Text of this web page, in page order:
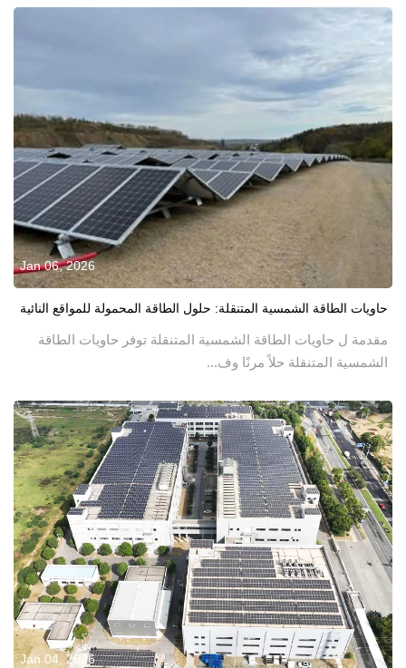
Jan 06, 2026
حاويات الطاقة الشمسية المتنقلة: حلول الطاقة المحمولة للمواقع النائية
مقدمة ل حاويات الطاقة الشمسية المتنقلة توفر حاويات الطاقة
الشمسية المتنقلة حلاً مرنًا وف...
Jan 04, 2026